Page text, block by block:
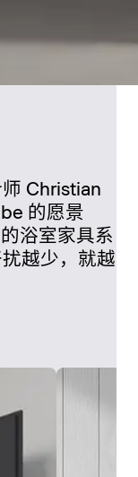
Christian
的愿景
浴室家具系
越少，就越